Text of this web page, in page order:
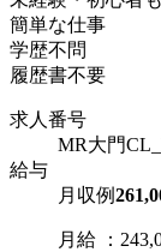
簡単な仕事
学歴不問
履歴書不要
求人番号
MR大門
給与
月収例
月給 ：